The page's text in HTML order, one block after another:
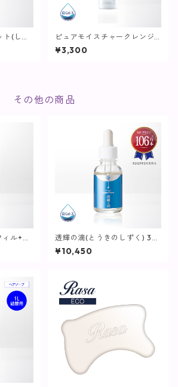
ト(しっ
ピュアモイスチャークレンジ
ング / 75g【クレンジング】
¥3,300
その他の商品
ル+専
】
透輝の滴(とうきのしずく) 30
mL【美容液】
¥10,450